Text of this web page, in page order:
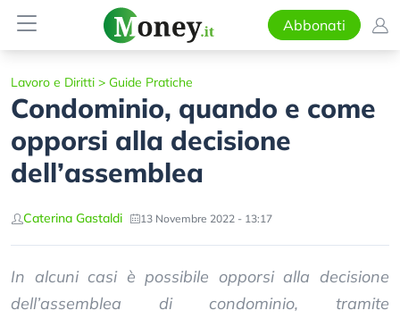
Abbonati
Lavoro e Diritti > Guide Pratiche
Condominio, quando e come
opporsi alla decisione
dell’assemblea
Caterina Gastaldi 13 Novembre 2022 - 13:17
In alcuni casi è possibile opporsi alla decisione
dell’assemblea di condominio, tramite